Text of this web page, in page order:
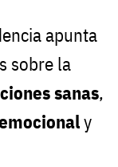
apunta
sobre la
sanas,
y